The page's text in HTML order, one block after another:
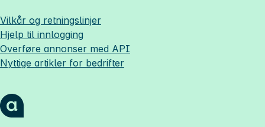
Vilkår og retningslinjer
Hjelp til innlogging
Overføre annonser med API
Nyttige artikler for bedrifter